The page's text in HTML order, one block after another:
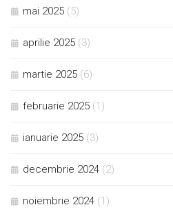
mai 2025 (5)
aprilie 2025 (3)
martie 2025 (6)
februarie 2025 (1)
ianuarie 2025 (3)
decembrie 2024 (2)
noiembrie 2024 (1)